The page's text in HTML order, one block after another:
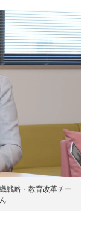
戦略・教育改革チー